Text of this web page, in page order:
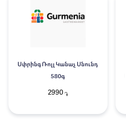
Սփրինգ Ռոլլ Կանաչ Սնունդ
580գ
2990 ֏